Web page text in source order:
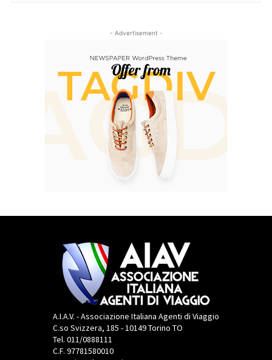
- Advertisement -
A.I.A.V. - Associazione Italiana Agenti di Viaggio
C.so Svizzera, 185 - 10149 Torino TO
Tel. 011/0888111
C.F. 97781580010